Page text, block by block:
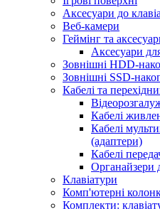
Аксесуари до
Веб-камери
Геймінг та
Аксесуари
Зовнішні HDD-
Зовнішні SSD-
Кабелі та
Кабелі
Кабелі
(адаптери)
Кабелі
Органайзери
Клавіатури
Комп'ютерні
Комплекти: